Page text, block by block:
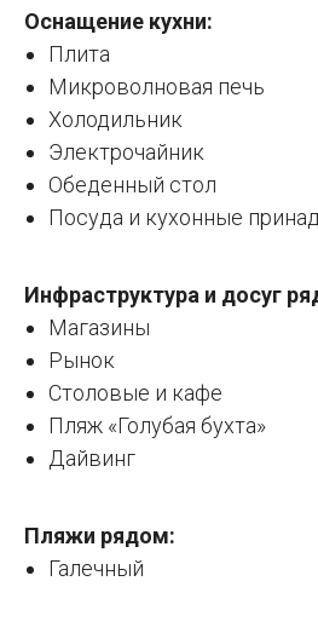
Оснащение кухни:
Плита
Микроволновая печь
Холодильник
Электрочайник
Обеденный стол
Посуда и кухонные
Инфраструктура и досуг
Магазины
Рынок
Столовые и кафе
Пляж «Голубая бухта»
Дайвинг
Пляжи рядом:
Галечный